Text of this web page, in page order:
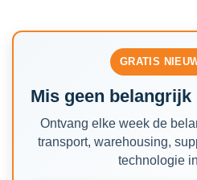
GRATIS
Mis geen
Ontvang elke week de
transport, warehousing,
technologie